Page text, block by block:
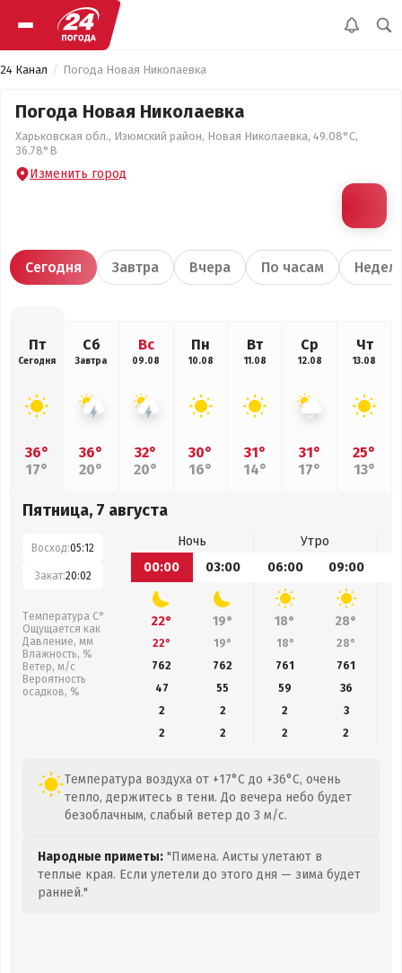
24 Канал Погода Новая Николаевка
Погода Новая Николаевка
Харьковская обл., Изюмский район, Новая Николаевка, 49.08°С,
36.78°В
Изменить город
Сегодня Завтра Вчера По часам
Пт
Сегодня
36°
17°
Сб
Завтра
36°
20°
Вс
09.08
32°
20°
Пн
10.08
30°
16°
Вт
11.08
31°
14°
Ср
12.08
31°
17°
Чт
13.08
25°
13°
Пятница, 7 августа
Восход:05:12
Закат:20:02
Температура С°
Ощущается как
Давление, мм
Влажность, %
Ветер, м/с
Вероятность
осадков, %
Ночь
Утро
00:00
03:00 06:00 09:00
22° 19° 18° 28°
22° 19° 18° 28°
762
762 761 761
47
55 59 36
2
2 2
3
2
2 2 2
Температура воздуха от +17°C до +36°C, очень
тепло, держитесь в тени. До вечера небо будет
безоблачным, слабый ветер до 3 м/с.
Народные приметы: "Пимена. Аисты улетают в
теплые края. Если улетели до этого дня — зима будет
ранней."